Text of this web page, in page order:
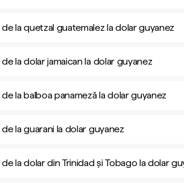
la quetzal guatemalez la dolar guyanez
la dolar jamaican la dolar guyanez
la balboa panameză la dolar guyanez
la guarani la dolar guyanez
la dolar din Trinidad și Tobago la dolar